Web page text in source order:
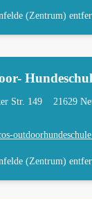
(Zentrum)
Str. 149 21629
(Zentrum)